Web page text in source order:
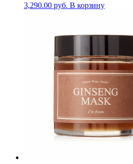
3,290.00 руб. В корзину